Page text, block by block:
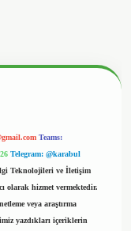
Teams:
Telegram: @karabul
Teknolojileri ve İletişim
olarak hizmet vermektedir.
veya araştırma
yazdıkları içeriklerin